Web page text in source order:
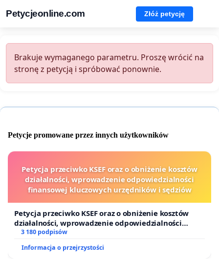
Petycjeonline.com Złóż petycję
Brakuje wymaganego parametru. Proszę wrócić na
stronę z petycją i spróbować ponownie.
Petycje promowane przez innych użytkowników
Petycja przeciwko KSEF oraz o obniżenie kosztów
działalności, wprowadzenie odpowiedzialności
finansowej kluczowych urzędników i sędziów
Petycja przeciwko KSEF oraz o obniżenie kosztów
działalności, wprowadzenie odpowiedzialności
finansowej kluczowych urzędników i sędziów
3 180 podpisów
Informacja o przejrzystości